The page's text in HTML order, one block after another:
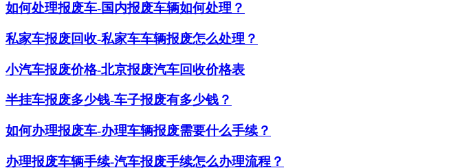
如何处理报废车-国内报废车辆如何处理？
私家车报废回收-私家车车辆报废怎么处理？
小汽车报废价格-北京报废汽车回收价格表
半挂车报废多少钱-车子报废有多少钱？
如何办理报废车-办理车辆报废需要什么手续？
办理报废车辆手续-汽车报废手续怎么办理流程？